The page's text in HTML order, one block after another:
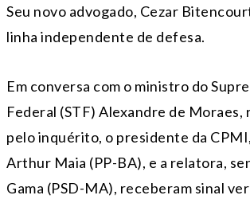
Seu novo advogado, Cezar
linha independente de defesa.
Em conversa com o ministro do
Federal (STF) Alexandre de Moraes,
pelo inquérito, o presidente da
Arthur Maia (PP-BA), e a relatora,
Gama (PSD-MA), receberam sinal